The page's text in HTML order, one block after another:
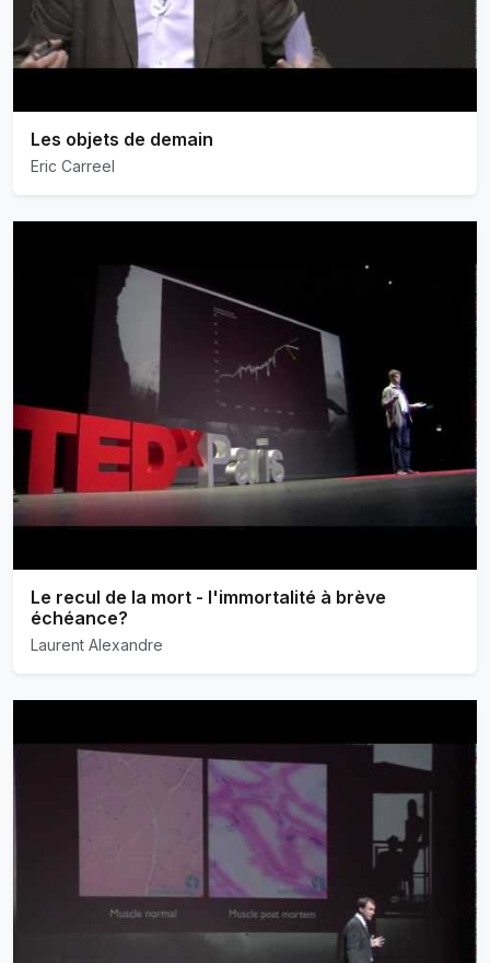
Les objets de demain
Eric Carreel
Le recul de la mort - l'immortalité à brève
échéance?
Laurent Alexandre